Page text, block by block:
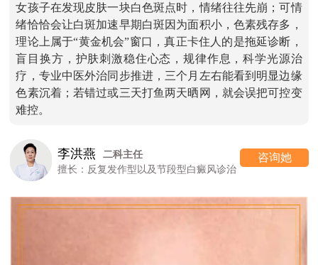
女孩子在发现皮肤一块白色斑点时，情绪往往先崩；可情
绪恰恰会让白斑加速早期白斑因为面积小，色素残存多，
理论上属于“黄金机会”窗口，真正卡住人的是拖延诊断，
盲目换方，护肤刺激稳住心态，规律作息，科学光源治
疗，专业中医外治同步推进，三个月左右能看到明显边缘
色素沉着；若错过或三天打鱼两天晒网，就会误把可控变
难控。
李洪燕
二科主任
擅长：反复发作型以及节段型白癜风诊治
咨询她